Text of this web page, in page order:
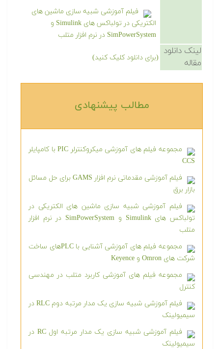
فیلم آموزشی شبیه سازی ماشین های
الکتریکی در تولباکس های Simulink و
SimPowerSystem در نرم افزار متلب
لینک دانلود
مقاله
(برای دانلود کلیک کنید)
مطالب پیشنهادی‎
مجموعه فیلم های آموزشی میکروکنترلر PIC با کامپایلر
CCS
فیلم آموزشی مقدماتی نرم افزار GAMS برای حل مسائل
بازار برق
فیلم آموزشی شبیه سازی ماشین های الکتریکی در
تولباکس های Simulink و SimPowerSystem در نرم افزار
متلب
مجموعه فیلم های آموزشی آشنایی با PLCهای ساخت
شرکت های Omron و Keyence
مجموعه فیلم های آموزشی کاربرد متلب در مهندسی
کنترل
فیلم آموزشی شبیه سازی یک مدار مرتبه دوم RLC در
سیمیولینک
فیلم آموزشی شبیه سازی یک مدار مرتبه اول RC در
سیمیولینک